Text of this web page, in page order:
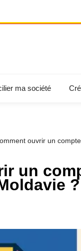
ma société
ouvrir un
un
?